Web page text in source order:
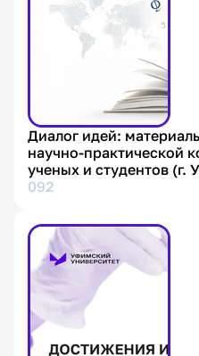
Диалог идей:
научно-практической
ученых и студентов (г.
092